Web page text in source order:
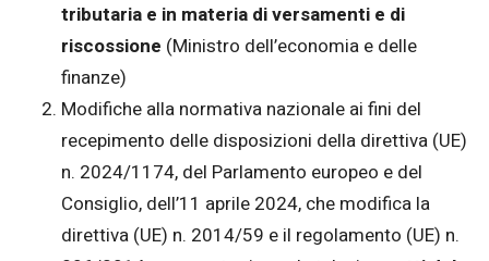
tributaria e in materia di versamenti e di
riscossione (Ministro dell’economia e delle
finanze)
Modifiche alla normativa nazionale ai fini del
recepimento delle disposizioni della direttiva (UE)
n. 2024/1174, del Parlamento europeo e del
Consiglio, dell’11 aprile 2024, che modifica la
direttiva (UE) n. 2014/59 e il regolamento (UE) n.